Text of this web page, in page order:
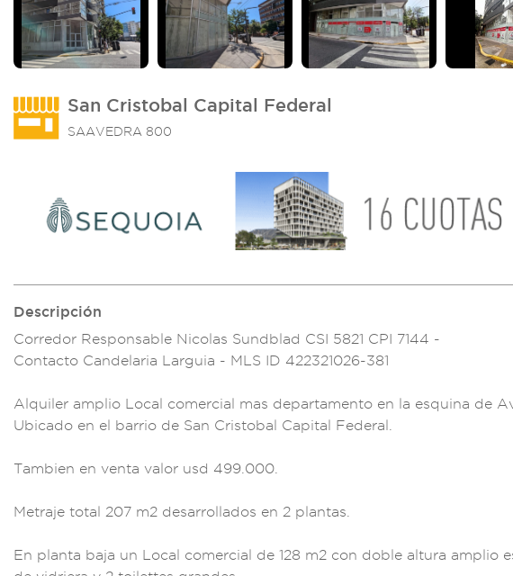
San Cristobal Capital Federal
SAAVEDRA 800
Descripción
Corredor Responsable Nicolas Sundblad CSI 5821 CPI 7144 -
Contacto Candel aria Larguia - MLS ID 422321026-381
Alquiler amplio Local comercial mas departamento en la esquina de
Ubicado en el barrio de San Cristobal Capital Federal.
Tambien en venta valor usd 499.000.
Metraje total 207 m2 desarrol lados en 2 plantas.
En planta baja un Loca l comercial de 128 m2 con doble altura amplio